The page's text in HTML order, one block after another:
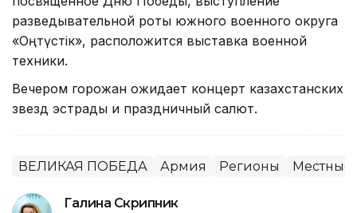
разведывательной роты южного военного округа
«Оңтүстік», расположится выставка военной
техники.
Вечером горожан ожидает концерт казахстанских
звезд эстрады и праздничный салют.
ВЕЛИКАЯ ПОБЕДА Армия Регионы Местные
Галина Скрипник